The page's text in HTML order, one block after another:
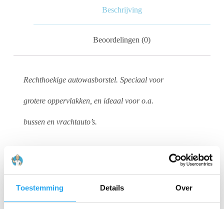
Toestemming Details Over
Beschrijving
Beoordelingen (0)
Rechthoekige autowasborstel. Speciaal voor
grotere oppervlakken, en ideaal voor o.a.
bussen en vrachtauto’s.
Gerelateerde producten